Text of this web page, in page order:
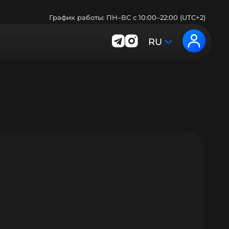
График работы: ПН–ВС с 10:00–22:00 (UTC+2)
RU